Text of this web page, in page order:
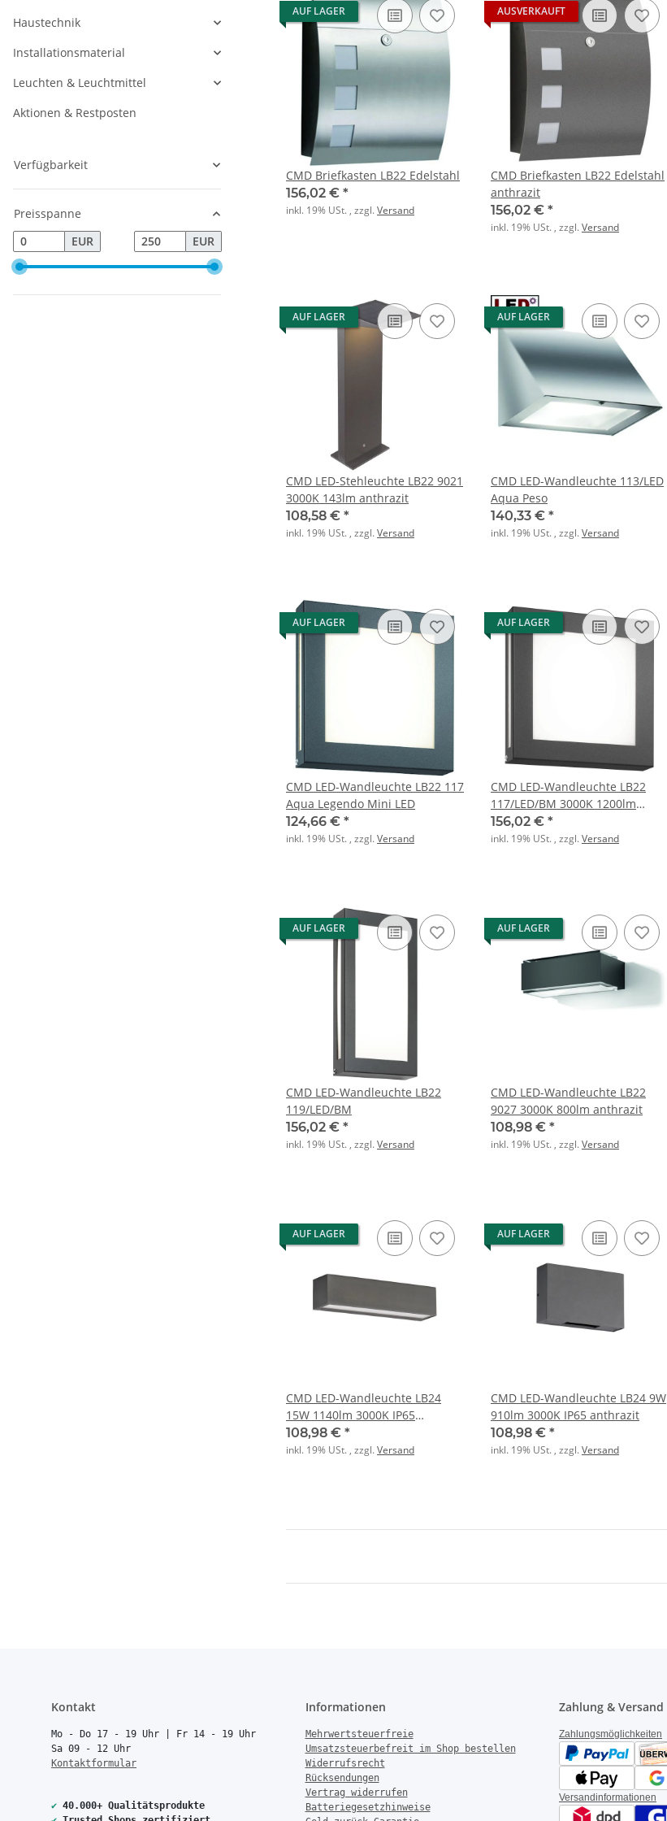
AUF LAGER
CMD Briefkasten LB22 Edelstahl
156,02 € *
inkl. 19% USt. , zzgl.Versand
AUSVERKAUFT
CMD Briefkasten LB22 Edelstahl
anthrazit
156,02 € *
inkl. 19% USt. , zzgl.Versand
AUF LAGER
CMD LED-Stehleuchte LB22 9021
3000K 143lm anthrazit
108,58 € *
inkl. 19% USt. , zzgl.Versand
AUF LAGER
CMD LED-Wandleuchte 113/LED
Aqua Peso
140,33 € *
inkl. 19% USt. , zzgl.Versand
AUF LAGER
CMD LED-Wandleuchte LB22 117
Aqua Legendo Mini LED
124,66 € *
inkl. 19% USt. , zzgl.Versand
AUF LAGER
CMD LED-Wandleuchte LB22
117/LED/BM 3000K 1200lm
anthrazit
156,02 € *
inkl. 19% USt. , zzgl.Versand
AUF LAGER
CMD LED-Wandleuchte LB22
119/LED/BM
156,02 € *
inkl. 19% USt. , zzgl.Versand
AUF LAGER
CMD LED-Wandleuchte LB22
9027 3000K 800lm anthrazit
108,98 € *
inkl. 19% USt. , zzgl.Versand
AUF LAGER
CMD LED-Wandleuchte LB24
15W 1140lm 3000K IP65
anthrazit
108,98 € *
inkl. 19% USt. , zzgl.Versand
AUF LAGER
CMD LED-Wandleuchte LB24 9W
910lm 3000K IP65 anthrazit
108,98 € *
inkl. 19% USt. , zzgl.Versand
Haustechnik
Installationsmaterial
Leuchten & Leuchtmittel
Aktionen & Restposten
Verfügbarkeit
Preisspanne
EUR
EUR
Kontakt
Mo - Do 17 - 19 Uhr | Fr 14 - 19 Uhr
Sa 09 - 12 Uhr
Kontaktformular
✔ 40.000+ Qualitätsprodukte
Informationen
Mehrwertsteuerfreie
Umsatzsteuerbefreit im Shop bestellen
Widerrufsrecht
Rücksendungen
Vertrag widerrufen
Batteriegesetzhinweise
Zahlung & Versand
Zahlungsmöglichkeiten
Versandinformationen